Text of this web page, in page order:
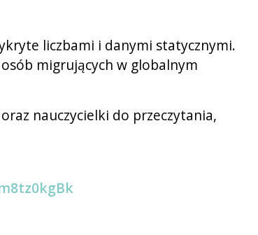
liczbami i danymi statycznymi.
migrujących w globalnym
nauczycielki do przeczytania,